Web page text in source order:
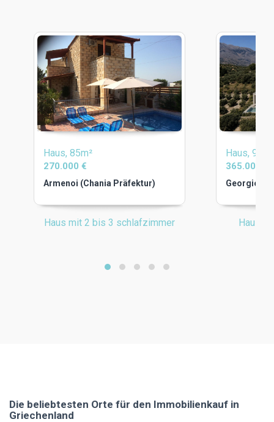
Haus, 85m²
270.000 €
Armenoi (Chania Präfektur)
Haus mit 2 bis 3 schlafzimmer
Haus, 95m²
365.000 €
Haus
Die beliebtesten Οrte für den Immobilienkauf in
Griechenland